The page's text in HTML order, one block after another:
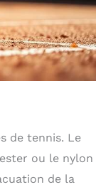
de tennis. Le
ou le nylon
de la